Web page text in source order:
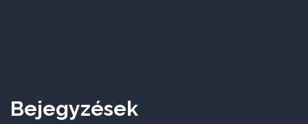
Bejegyzések